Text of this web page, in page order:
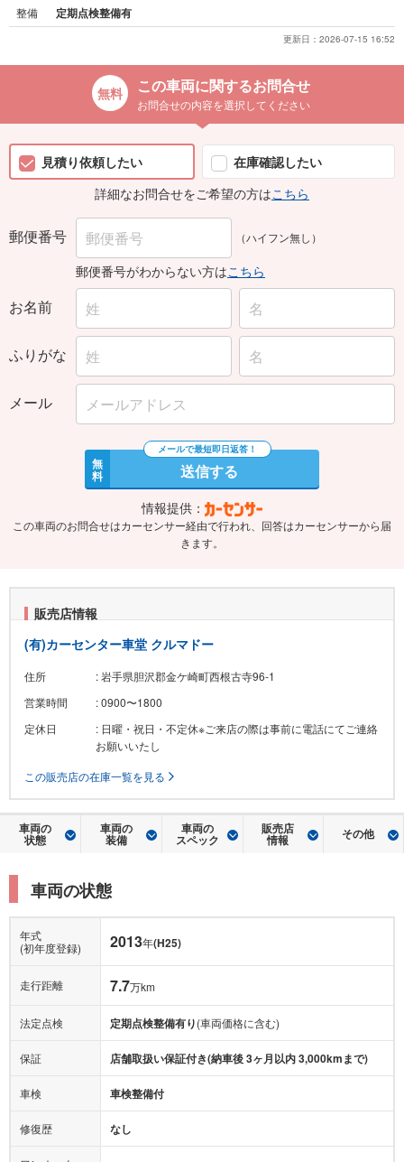
整備 定期点検整備有
更新日： 2026-07-15 16:52
この車両に関するお問合せ
お問合せの内容を選択してください
見積り依頼したい
在庫確認したい
詳細なお問合せをご希望の方はこちら
郵便番号 （ハイフン無し）
郵便番号がわからない方はこちら
お名前
ふりがな
メール
無
料 送信する
情報提供：
この車両のお問合せはカーセンサー経由で行われ、回答はカーセンサーから届
きます。
販売店情報
(有)カーセンター車堂 クルマドー
住所
: 岩手県胆沢郡金ケ崎町西根古寺96-1
営業時間
: 0900〜1800
定休日
: 日曜・祝日・不定休※ご来店の際は事前に電話にてご連絡
お願いいたし
この販売店の在庫一覧を見る
車両の
状態
車両の
装備
車両の
スペック
販売店
情報 その他
車両の状態
年式
(初年度登録)
2013年(H25)
走行距離 7.7万km
法定点検 定期点検整備有り(車両価格に含む)
保証 店舗取扱い保証付き(納車後 3ヶ月以内 3,000kmまで)
車検 車検整備付
修復歴 なし